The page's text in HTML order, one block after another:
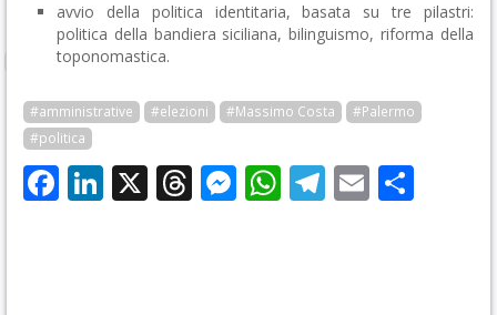
avvio della politica identitaria, basata su tre pilastri:
politica della bandiera siciliana, bilinguismo, riforma della
toponomastica.
#amministrative #elezioni #Massimo Costa
#Palermo
#politica
Facebook
LinkedIn
X Threads
Messenger
WhatsApp
Telegram
Email